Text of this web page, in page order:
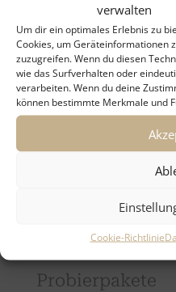
verwalten
Um dir ein optimales Erlebnis zu
Cookies, um Geräteinformationen
zuzugreifen. Wenn du diesen
wie das Surfverhalten oder
verarbeiten. Wenn du deine
können bestimmte Merkmale und
Cookie-Richtlinie
Probierpakete